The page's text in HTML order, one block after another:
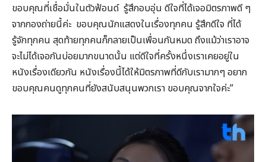
ขอบคุณที่เชื่อมั่นในตัวฟ้อนด์ รู้สึกอบอุ่น ดีใจที่ได้เจอมิตรภาพดี ๆ
จากกองถ่ายนี้ค่ะ ขอบคุณนักแสดงในเรื่องทุกคน รู้สึกดีใจ ที่ได้
รู้จักทุกคน สุดท้ายทุกคนก็กลายเป็นเพื่อนกันหมด ถึงแม้ว่าเราอาจ
จะไม่ได้เจอกันบ่อยมากขนาดนั้น แต่ดีใจที่ครั้งหนึ่งเราเคยอยู่ใน
หนังเรื่องเดียวกัน หนังเรื่องนี้ได้ให้มิตรภาพที่ดีกับเรามากๆ อยาก
ขอบคุณคนดูทุกคนที่ยังสนับสนุนพวกเรา ขอบคุณจากใจค่ะ”